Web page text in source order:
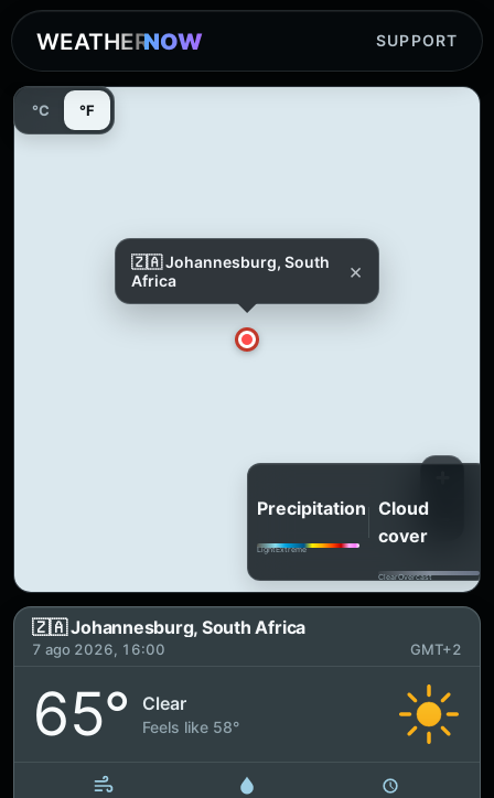
WEATHERNOW SUPPORT
°C °F
🇿🇦 Johannesburg, South
Africa
×
Precipitation
LightExtreme
Cloud
cover
ClearOvercast
🇿🇦 Johannesburg, South Africa
7 ago 2026, 16:00 GMT+2
65° Clear
Feels like 58°